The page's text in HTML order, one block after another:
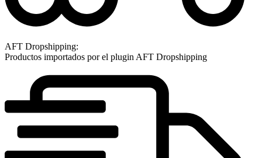
AFT Dropshipping:
Productos importados por el plugin AFT Dropshipping